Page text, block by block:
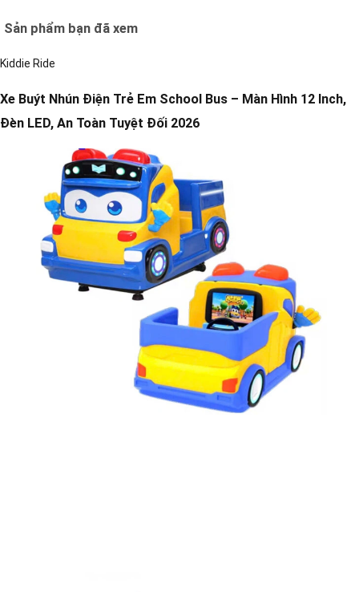
Sản phẩm bạn đã xem
Kiddie Ride
Xe Buýt Nhún Điện Trẻ Em School Bus – Màn Hình 12 Inch,
Đèn LED, An Toàn Tuyệt Đối 2026